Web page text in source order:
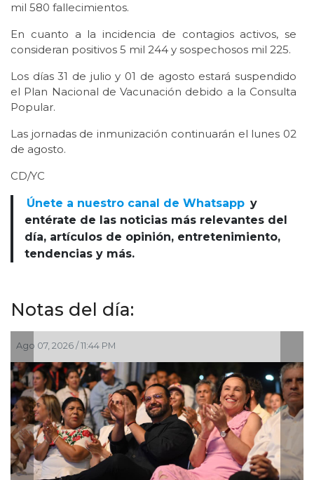
mil 580 fallecimientos.
En cuanto a la incidencia de contagios activos, se
consideran positivos 5 mil 244 y sospechosos mil 225.
Los días 31 de julio y 01 de agosto estará suspendido
el Plan Nacional de Vacunación debido a la Consulta
Popular.
Las jornadas de inmunización continuarán el lunes 02
de agosto.
CD/YC
Únete a nuestro canal de Whatsapp y
entérate de las noticias más relevantes del
día, artículos de opinión, entretenimiento,
tendencias y más.
Notas del día:
/ 11:44 PM